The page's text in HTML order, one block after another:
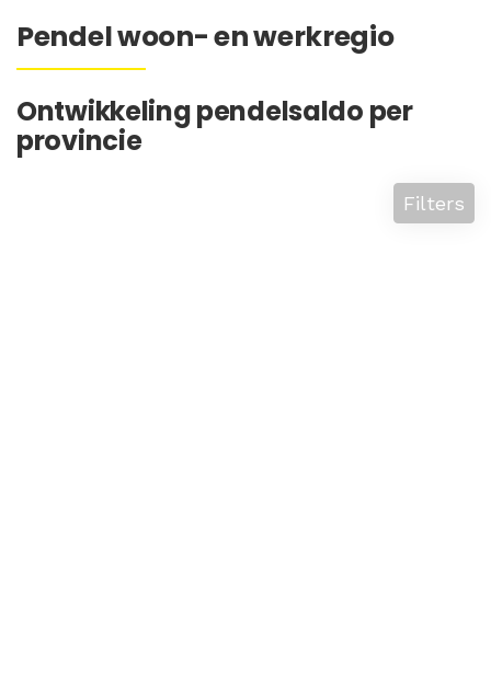
Pendel woon- en werkregio
Ontwikkeling pendelsaldo per
provincie
Filters